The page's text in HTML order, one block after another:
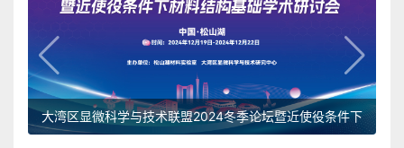
松山湖科学城显微科学与技术开放基金2024年度课题申请